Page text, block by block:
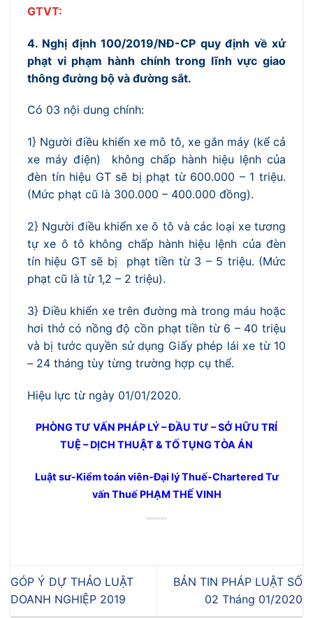
GTVT:
4. Nghị định 100/2019/NĐ-CP quy định về xử
phạt vi phạm hành chính trong lĩnh vực giao
thông đường bộ và đường sắt.
Có 03 nội dung chính:
1} Người điều khiển xe mô tô, xe gắn máy (kể cả
xe máy điện) không chấp hành hiệu lệnh của
đèn tín hiệu GT sẽ bị phạt từ 600.000 – 1 triệu.
(Mức phạt cũ là 300.000 – 400.000 đồng).
2} Người điều khiển xe ô tô và các loại xe tương
tự xe ô tô không chấp hành hiệu lệnh của đèn
tín hiệu GT sẽ bị phạt tiền từ 3 – 5 triệu. (Mức
phạt cũ là từ 1,2 – 2 triệu).
3} Điều khiển xe trên đường mà trong máu hoặc
hơi thở có nồng độ cồn phạt tiền từ 6 – 40 triệu
và bị tước quyền sử dụng Giấy phép lái xe từ 10
– 24 tháng tùy từng trường hợp cụ thể.
Hiệu lực từ ngày 01/01/2020.
PHÒNG TƯ VẤN PHÁP LÝ – ĐẦU TƯ – SỞ HỮU TRÍ
TUỆ – DỊCH THUẬT & TỐ TỤNG TÒA ÁN
Luật sư-Kiểm toán viên-Đại lý Thuế-Chartered Tư
vấn Thuế PHẠM THẾ VINH
GÓP Ý DỰ THẢO LUẬT
DOANH NGHIỆP 2019
BẢN TIN PHÁP LUẬT SỐ
02 Tháng 01/2020